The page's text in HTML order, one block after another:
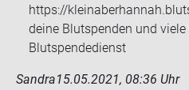
https://
deine Blutspenden und
Blutspendedienst
Sandra15.05.2021, 08:36 Uhr